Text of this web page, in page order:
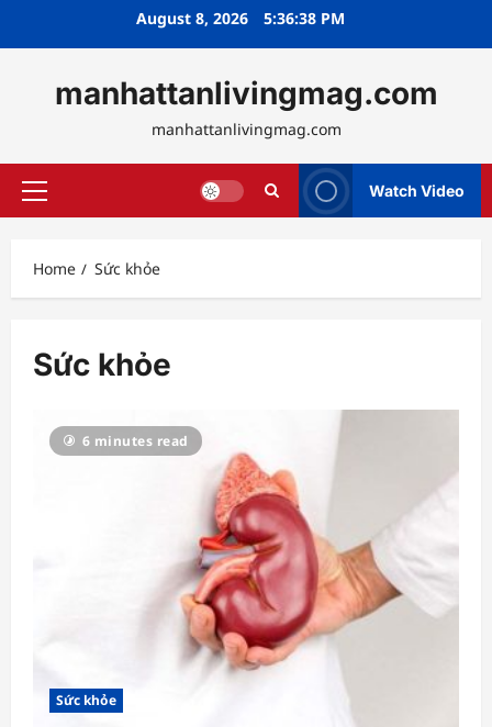
August 8, 2026 5:36:41 PM
manhattanlivingmag.com
manhattanlivingmag.com
Primary
Watch Video
Home Sức khỏe
Sức khỏe
6 minutes read
Sức khỏe